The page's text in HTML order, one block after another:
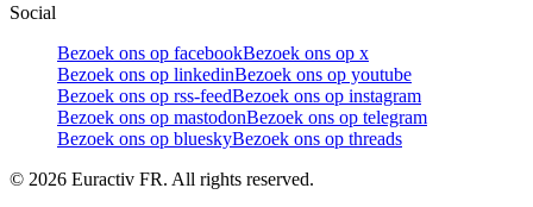
Social
Bezoek ons op facebookBezoek ons op x
Bezoek ons op linkedinBezoek ons op youtube
Bezoek ons op rss-feedBezoek ons op instagram
Bezoek ons op mastodonBezoek ons op telegram
Bezoek ons op blueskyBezoek ons op threads
© 2026 Euractiv FR. All rights reserved.